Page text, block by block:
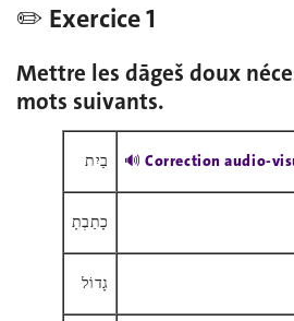
✏️ Exercice 1
Mettre les dāgeš doux
mots suivants.
בַיִת 🔊 Correction audio-
כָתַבְתָ
גָדוֹל